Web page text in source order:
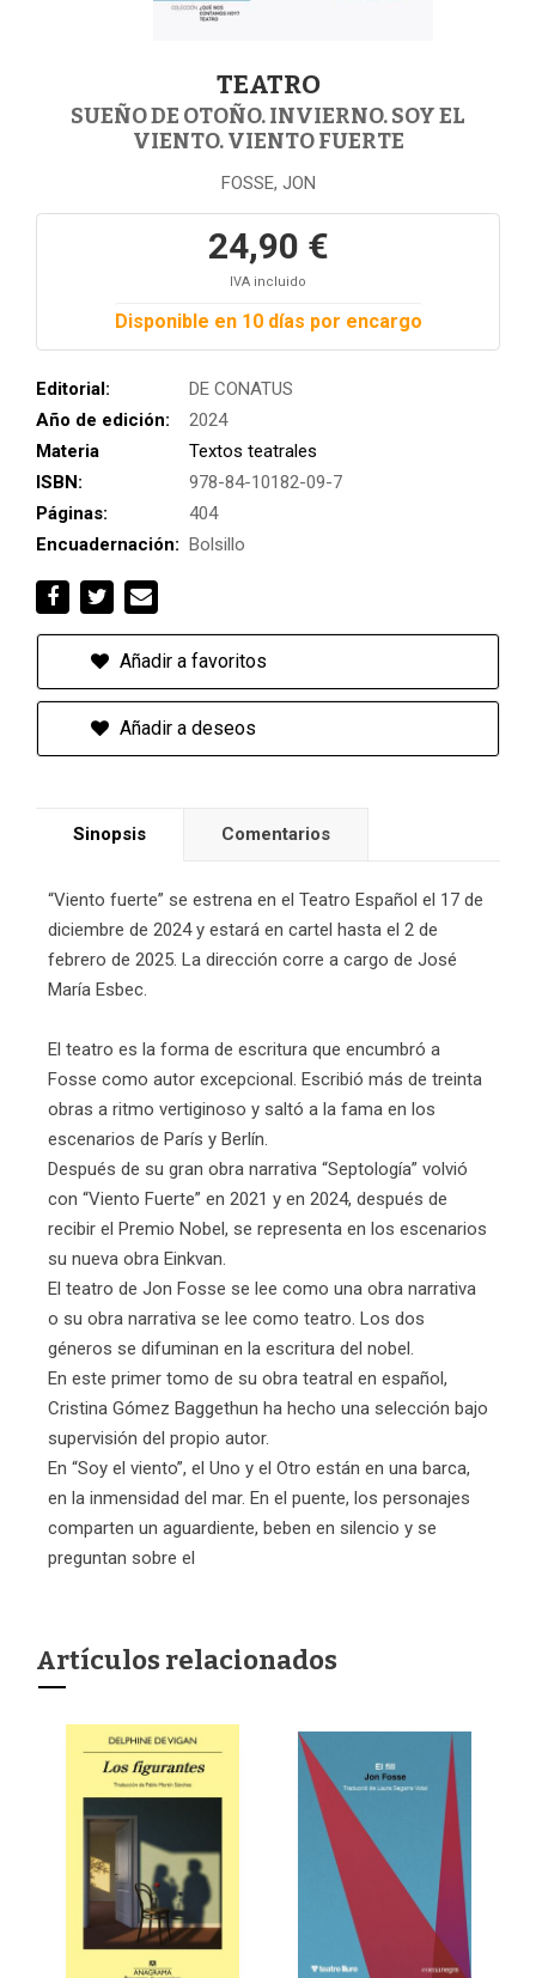
TEATRO
SUEÑO DE OTOÑO. INVIERNO. SOY EL
VIENTO. VIENTO FUERTE
FOSSE, JON
24,90 €
IVA incluido
Disponible en 10 días por encargo
Editorial:
DE CONATUS
Año de edición:
2024
Materia
Textos teatrales
ISBN:
978-84-10182-09-7
Páginas:
404
Encuadernación: Bolsillo
Añadir a favoritos
Añadir a deseos
Sinopsis Comentarios
“Viento fuerte” se estrena en el Teatro Español el 17 de
diciembre de 2024 y estará en cartel hasta el 2 de
febrero de 2025. La dirección corre a cargo de José
María Esbec.
El teatro es la forma de escritura que encumbró a
Fosse como autor excepcional. Escribió más de treinta
obras a ritmo vertiginoso y saltó a la fama en los
escenarios de París y Berlín.
Después de su gran obra narrativa “Septología” volvió
con “Viento Fuerte” en 2021 y en 2024, después de
recibir el Premio Nobel, se representa en los escenarios
su nueva obra Einkvan.
El teatro de Jon Fosse se lee como una obra narrativa
o su obra narrativa se lee como teatro. Los dos
géneros se difuminan en la escritura del nobel.
En este primer tomo de su obra teatral en español,
Cristina Gómez Baggethun ha hecho una selección bajo
supervisión del propio autor.
En “Soy el viento”, el Uno y el Otro están en una barca,
en la inmensidad del mar. En el puente, los personajes
comparten un aguardiente, beben en silencio y se
preguntan sobre el
Artículos relacionados